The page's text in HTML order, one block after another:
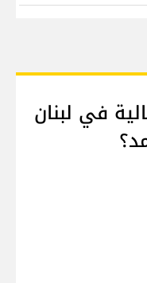
في لبنان